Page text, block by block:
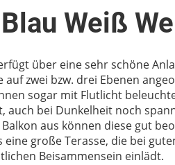
Weiß
über eine sehr schöne
auf zwei bzw. drei Ebenen
sogar mit Flutlicht
auch bei Dunkelheit noch
aus können diese gut
eine große Terasse, die bei
Beisammensein einlädt.